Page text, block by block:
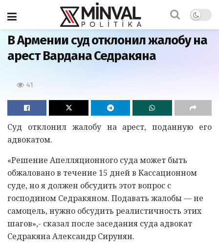
Главная
В Армении суд отклонил жалобу на
арест Вaрдaнa Седрaкянa
41
Суд отклонил жалобу на арест, поданную его
адвокатом.
«Решение Апелляционного суда может быть
обжаловано в течение 15 дней в Кассационном
суде, но я должен обсудить этот вопрос с
господином Седракяном. Подавать жалобы — не
самоцель, нужно обсудить реалистичность этих
шагов»,- сказал после заседания суда адвокат
Седракяна Александр Сирунян.